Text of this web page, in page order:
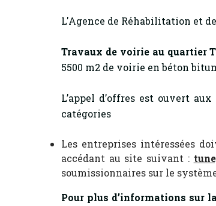
L'Agence de Réhabilitation et
Travaux de voirie au quartier
5500 m2 de voirie en béton
L’appel d’offres est ouvert
catégories
Les entreprises intéressées
accédant au site suivant :
soumissionnaires sur le
Pour plus d’informations sur